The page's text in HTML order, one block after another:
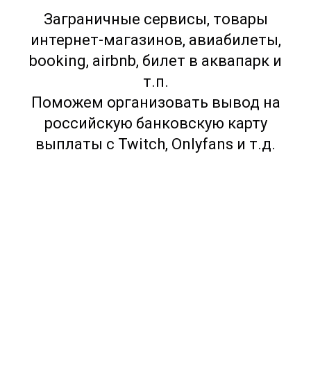
Заграничные сервисы, товары
интернет-магазинов, авиабилеты,
booking, airbnb, билет в аквапарк и
т.п.
Поможем организовать вывод на
российскую банковскую карту
выплаты с Twitch, Onlyfans и т.д.